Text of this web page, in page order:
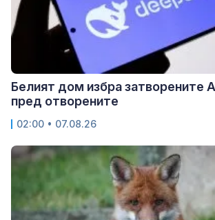
Белият дом избра затворените
пред отворените
02:00 • 07.08.26